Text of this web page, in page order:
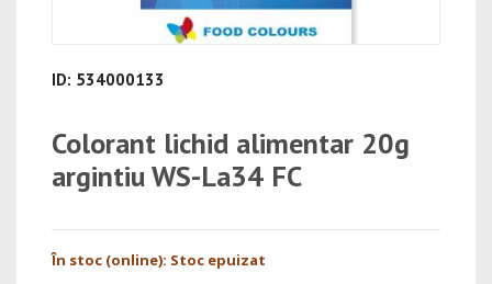
ID: 534000133
Colorant lichid alimentar 20g
argintiu WS-La34 FC
În stoc (online): Stoc epuizat